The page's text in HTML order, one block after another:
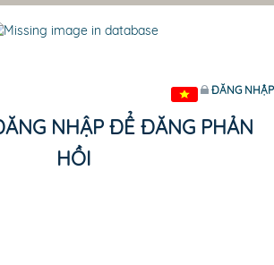
ĐĂNG NHẬP
NHẬP ĐỂ ĐĂNG PHẢN
HỒI